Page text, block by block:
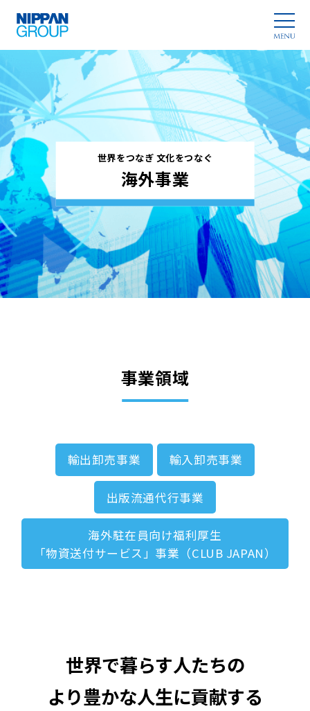
世界をつなぎ 文化をつなぐ
海外事業
事業領域
輸出卸売事業 輸入卸売事業
出版流通代行事業
海外駐在員向け福利厚生
「物資送付サービス」事業（CLUB JAPAN）
世界で暮らす人たちの
より豊かな人生に貢献する